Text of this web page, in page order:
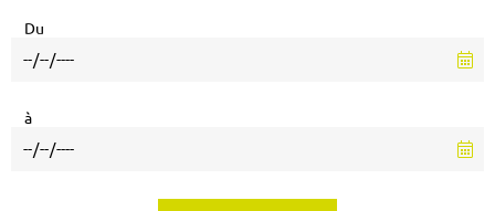
Du
à